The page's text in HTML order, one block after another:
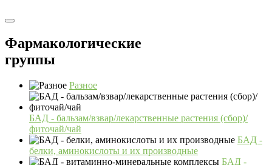
Фармакологические
группы
Разное
БАД - бальзам/взвар/лекарственные растения (сбор)/
фиточай/чай
БАД -
белки, аминокислоты и их производные
БАД -